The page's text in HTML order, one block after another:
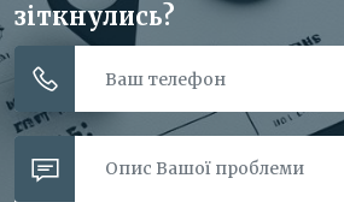
зіткнулись?